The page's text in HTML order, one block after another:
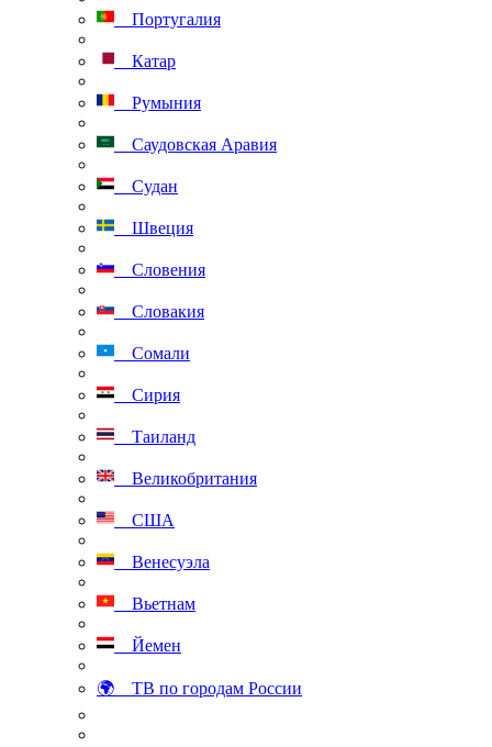
Португалия
Катар
Румыния
Саудовская Аравия
Судан
Швеция
Словения
Словакия
Сомали
Сирия
Таиланд
Великобритания
США
Венесуэла
Вьетнам
Йемен
🌍 ТВ по городам России